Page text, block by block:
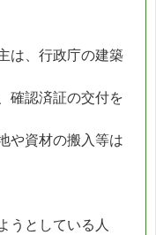
は、行政庁の建築
確認済証の交付を
や資材の搬入等は
うとしている人